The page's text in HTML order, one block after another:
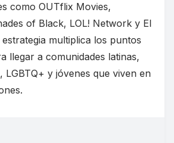
como OUTflix Movies,
of Black, LOL! Network y El
estrategia multiplica los puntos
llegar a comunidades latinas,
LGBTQ+ y jóvenes que viven en